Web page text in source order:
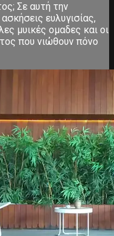
Σε αυτή την
ευλυγισίας,
μυικές ομαδες και οι
που νιώθουν πόνο